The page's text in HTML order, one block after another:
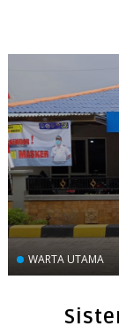
WARTA UTAMA